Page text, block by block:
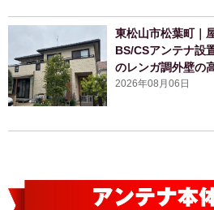
東松山市松葉町｜
BS/CSアンテナ設
のレンガ調外壁の
2026年08月06日